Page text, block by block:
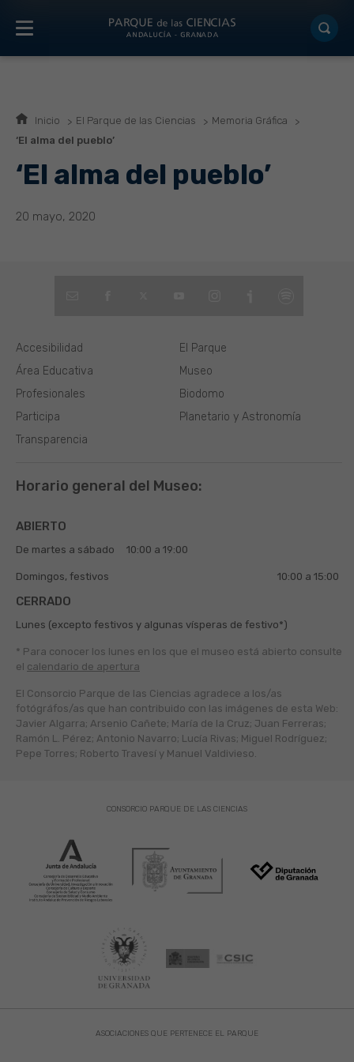
Inicio El Parque de las Ciencias
Memoria Gráfica
‘El alma del pueblo’
‘El alma del pueblo’
20 mayo, 2020
El Parque
Museo
Biodomo
Planetario y Astronomía
Área Educativa
Profesionales
Participa
Transparencia
Accesibilidad
Horario general del Museo:
ABIERTO
De martes a sábado 10:00 a 19:00
Domingos, festivos 10:00 a 15:00
CERRADO
Lunes (excepto festivos y algunas vísperas de festivo*)
* Para conocer los lunes en los que el museo está abierto consulte
el calendario de apertura
El Consorcio Parque de las Ciencias agradece a los/as
fotógráfos/as que han contribuido con las imágenes de esta Web:
Javier Algarra; Arsenio Cañete; María de la Cruz; Juan Ferreras;
Ramón L. Pérez; Antonio Navarro; Lucía Rivas; Miguel Rodríguez;
Pepe Torres; Roberto Travesí y Manuel Valdivieso.
ASOCIACIONES QUE PERTENECE EL PARQUE
CONSORCIO PARQUE DE LAS CIENCIAS